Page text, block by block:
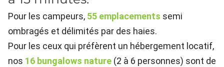
Pour les campeurs, 55 emplacements semi
ombragés et délimités par des haies.
Pour les ceux qui préfèrent un hébergement locatif,
nos 16 bungalows nature (2 à 6 personnes) sont de